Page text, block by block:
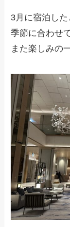
3月に宿泊した
季節に合わせ
また楽しみの